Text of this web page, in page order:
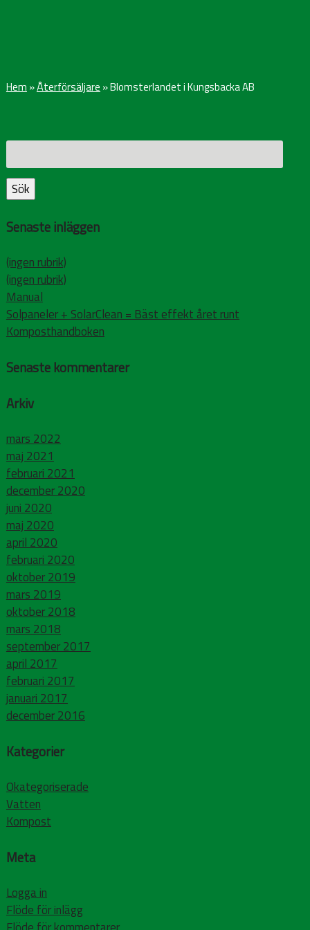
Hem »Återförsäljare »Blomsterlandet i Kungsbacka AB
Sök
efter:
Sök
Senaste inläggen
(ingen rubrik)
(ingen rubrik)
Manual
Solpaneler + SolarClean = Bäst effekt året runt
Komposthandboken
Senaste kommentarer
Arkiv
mars 2022
maj 2021
februari 2021
december 2020
juni 2020
maj 2020
april 2020
februari 2020
oktober 2019
mars 2019
oktober 2018
mars 2018
september 2017
april 2017
februari 2017
januari 2017
december 2016
Kategorier
Okategoriserade
Vatten
Kompost
Meta
Logga in
Flöde för inlägg